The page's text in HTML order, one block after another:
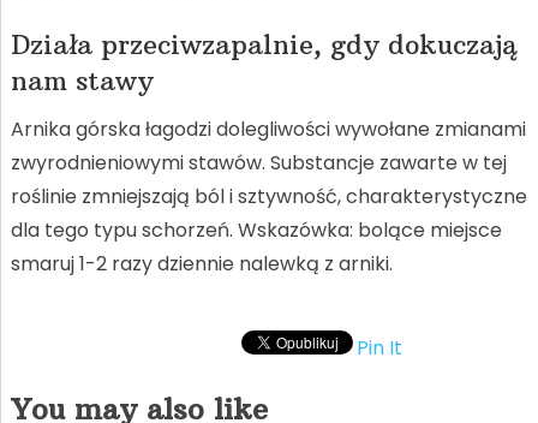
Działa przeciwzapalnie, gdy dokuczają
nam stawy
Arnika górska łagodzi dolegliwości wywołane zmianami
zwyrodnieniowymi stawów. Substancje zawarte w tej
roślinie zmniejszają ból i sztywność, charakterystyczne
dla tego typu schorzeń. Wskazówka: bolące miejsce
smaruj 1-2 razy dziennie nalewką z arniki.
Pin It
You may also like